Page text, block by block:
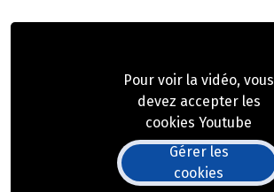
Pour voir la vidéo, vous
devez accepter les
cookies Youtube
Gérer les
cookies